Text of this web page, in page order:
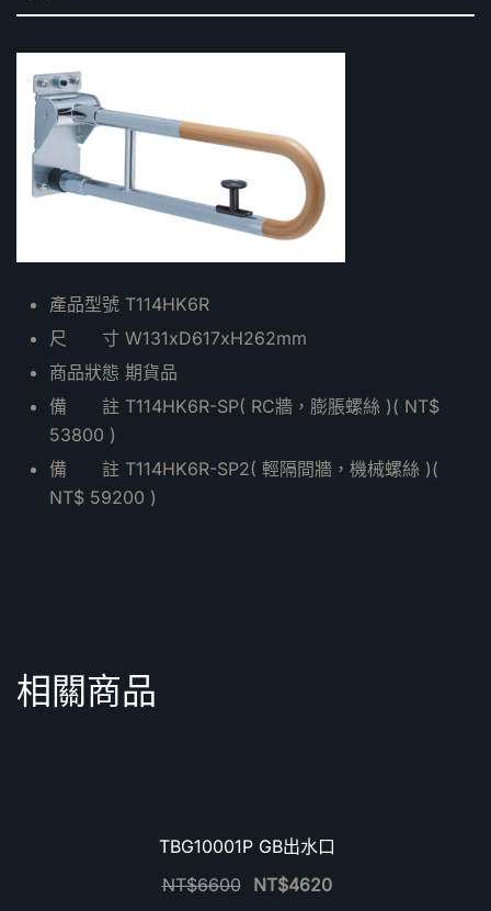
產品型號 T114HK6R
尺 寸 W131xD617xH262mm
商品狀態 期貨品
備 註 T114HK6R-SP( RC牆，膨脹螺絲 )( NT$
53800 )
備 註 T114HK6R-SP2( 輕隔間牆，機械螺絲 )(
NT$ 59200 )
相關商品
TBG10001P GB出水口
NT$6600 NT$4620